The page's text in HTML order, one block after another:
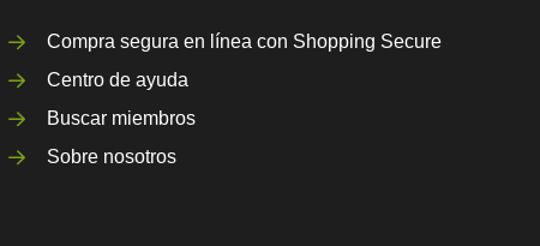
Compra segura en línea con Shopping Secure
Centro de ayuda
Buscar miembros
Sobre nosotros